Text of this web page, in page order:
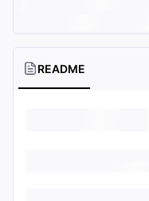
README